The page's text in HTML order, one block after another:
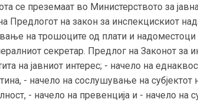
се преземаат во Министерството за
Предлогот на закон за инспекцискиот
на трошоците од плати и
секретар. Предлог на Законот за
на јавниот интерес; - начело на
- начело на сослушување на
- начело на превенција и - начело на